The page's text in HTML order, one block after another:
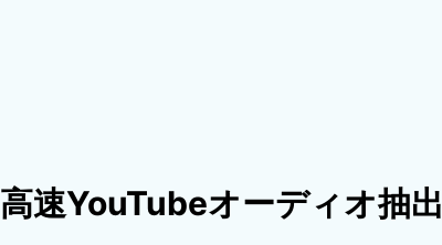
高速YouTubeオーディオ抽出